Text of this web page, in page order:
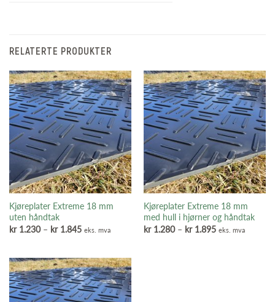
RELATERTE PRODUKTER
Kjøreplater Extreme 18 mm
uten håndtak
kr1.230 – kr1.845Prisområde:
eks. mva
Kjøreplater Extreme 18 mm
med hull i hjørner og håndtak
kr1.280 – kr1.895Prisområde:
eks. mva